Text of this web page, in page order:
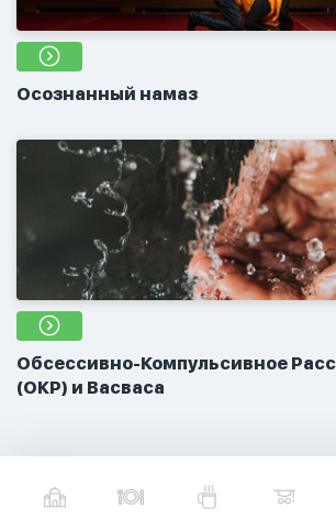
Осознанный намаз
Обсессивно-Компульсивное
(ОКР) и Васваса